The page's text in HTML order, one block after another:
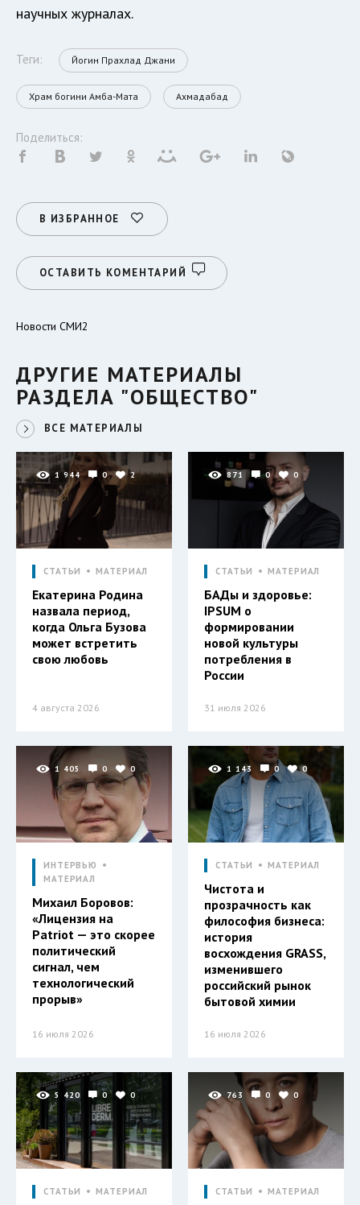
научных журналах.
Теги: Йогин Прахлад Джани
Храм богини Амба-Мата Ахмадабад
Поделиться:
В ИЗБРАННОЕ
ОСТАВИТЬ КОМЕНТАРИЙ
Новости СМИ2
ДРУГИЕ МАТЕРИАЛЫ
РАЗДЕЛА "ОБЩЕСТВО"
ВСЕ МАТЕРИАЛЫ
1 944 0 2
СТАТЬИ МАТЕРИАЛ
Екатерина Родина
назвала период,
когда Ольга Бузова
может встретить
свою любовь
4 августа 2026
871 0 0
СТАТЬИ МАТЕРИАЛ
БАДы и здоровье:
IPSUM о
формировании
новой культуры
потребления в
России
31 июля 2026
1 405 0 0
ИНТЕРВЬЮ
МАТЕРИАЛ
Михаил Боровов:
«Лицензия на
Patriot — это скорее
политический
сигнал, чем
технологический
прорыв»
16 июля 2026
1 143 0 0
СТАТЬИ МАТЕРИАЛ
Чистота и
прозрачность как
философия бизнеса:
история
восхождения GRASS,
изменившего
российский рынок
бытовой химии
16 июля 2026
5 420 0 0
СТАТЬИ МАТЕРИАЛ
763 0 0
СТАТЬИ МАТЕРИАЛ